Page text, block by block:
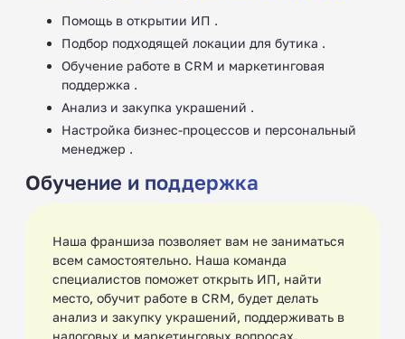
Помощь в открытии ИП .
Подбор подходящей локации для бутика .
Обучение работе в CRM и маркетинговая
поддержка .
Анализ и закупка украшений .
Настройка бизнес-процессов и персональный
менеджер .
Обучение и поддержка
Наша франшиза позволяет вам не заниматься
всем самостоятельно. Наша команда
специалистов поможет открыть ИП, найти
место, обучит работе в CRM, будет делать
анализ и закупку украшений, поддерживать в
налоговых и маркетинговых вопросах .